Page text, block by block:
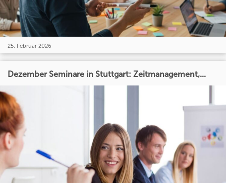
25. Februar 2026
Dezember Seminare in Stuttgart: Zeitmanagement,...